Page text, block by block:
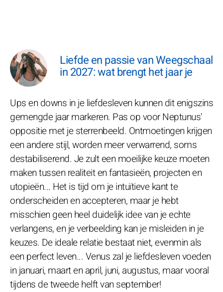
Liefde en passie van Weegschaal
in 2027: wat brengt het jaar je
Ups en downs in je liefdesleven kunnen dit enigszins
gemengde jaar markeren. Pas op voor Neptunus'
oppositie met je sterrenbeeld. Ontmoetingen krijgen
een andere stijl, worden meer verwarrend, soms
destabiliserend. Je zult een moeilijke keuze moeten
maken tussen realiteit en fantasieën, projecten en
utopieën... Het is tijd om je intuïtieve kant te
onderscheiden en accepteren, maar je hebt
misschien geen heel duidelijk idee van je echte
verlangens, en je verbeelding kan je misleiden in je
keuzes. De ideale relatie bestaat niet, evenmin als
een perfect leven... Venus zal je liefdesleven voeden
in januari, maart en april, juni, augustus, maar vooral
tijdens de tweede helft van september!